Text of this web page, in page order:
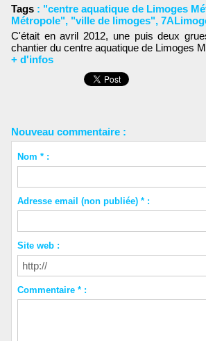
Tags : "centre aquatique de Limoges
Métropole", "ville de limoges",
C'était en avril 2012, une puis deux
chantier du centre aquatique de Limoges
+ d'infos
Nouveau commentaire :
Nom * :
Adresse email (non publiée) * :
Site web :
Commentaire * :